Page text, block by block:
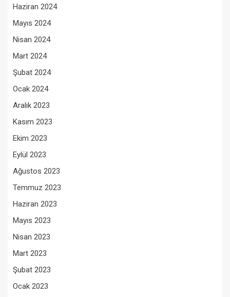
Haziran 2024
Mayıs 2024
Nisan 2024
Mart 2024
Şubat 2024
Ocak 2024
Aralık 2023
Kasım 2023
Ekim 2023
Eylül 2023
Ağustos 2023
Temmuz 2023
Haziran 2023
Mayıs 2023
Nisan 2023
Mart 2023
Şubat 2023
Ocak 2023